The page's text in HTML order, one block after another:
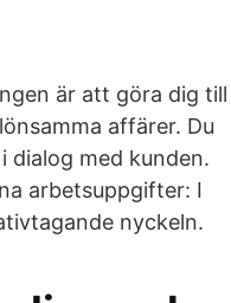
är att göra dig till
affärer. Du
dialog med kunden.
arbetsuppgifter: I
nyckeln.